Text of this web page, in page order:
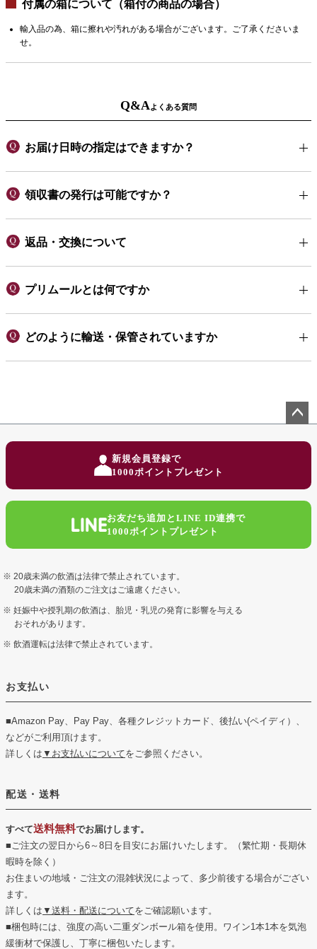
付属の箱について（箱付の商品の場合）
輸入品の為、箱に擦れや汚れがある場合がございます。ご了承くださいま
せ。
Q&Aよくある質問
お届け日時の指定はできますか？
領収書の発行は可能ですか？
返品・交換について
プリムールとは何ですか
どのように輸送・保管されていますか
新規会員登録で
1000ポイントプレゼント
お友だち追加とLINE ID連携で
1000ポイントプレゼント
20歳未満の飲酒は法律で禁止されています。
20歳未満の酒類のご注文はご遠慮ください。
妊娠中や授乳期の飲酒は、胎児・乳児の発育に影響を与える
おそれがあります。
飲酒運転は法律で禁止されています。
お支払い
■Amazon Pay、Pay Pay、各種クレジットカード、後払い(ペイディ）、
などがご利用頂けます。
詳しくは ▼お支払いについてをご参照ください。
配送・送料
すべて送料無料でお届けします。
■ご注文の翌日から6～8日を目安にお届けいたします。（繁忙期・長期休
暇時を除く）
お住まいの地域・ご注文の混雑状況によって、多少前後する場合がござい
ます。
詳しくは ▼送料・配送についてをご確認願います。
■梱包時には、強度の高い二重ダンボール箱を使用。ワイン1本1本を気泡
緩衝材で保護し、丁寧に梱包いたします。